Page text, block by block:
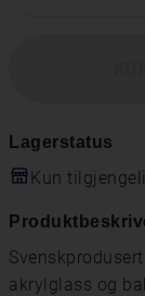
Lagerstatus
Kun
akrylglass og